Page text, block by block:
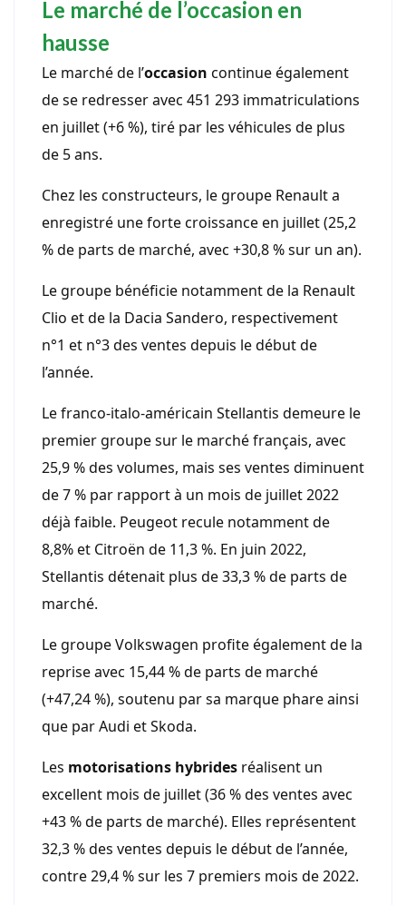
Le marché de l’occasion en
hausse
Le marché de l’occasion continue également
de se redresser avec 451 293 immatriculations
en juillet (+6 %), tiré par les véhicules de plus
de 5 ans.
Chez les constructeurs, le groupe Renault a
enregistré une forte croissance en juillet (25,2
% de parts de marché, avec +30,8 % sur un an).
Le groupe bénéficie notamment de la Renault
Clio et de la Dacia Sandero, respectivement
n°1 et n°3 des ventes depuis le début de
l’année.
Le franco-italo-américain Stellantis demeure le
premier groupe sur le marché français, avec
25,9 % des volumes, mais ses ventes diminuent
de 7 % par rapport à un mois de juillet 2022
déjà faible. Peugeot recule notamment de
8,8% et Citroën de 11,3 %. En juin 2022,
Stellantis détenait plus de 33,3 % de parts de
marché.
Le groupe Volkswagen profite également de la
reprise avec 15,44 % de parts de marché
(+47,24 %), soutenu par sa marque phare ainsi
que par Audi et Skoda.
Les motorisations hybrides réalisent un
excellent mois de juillet (36 % des ventes avec
+43 % de parts de marché). Elles représentent
32,3 % des ventes depuis le début de l’année,
contre 29,4 % sur les 7 premiers mois de 2022.